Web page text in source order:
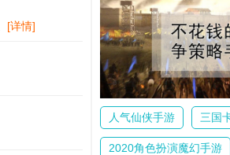
[详情]
人气仙侠手游 三国
2020角色扮演魔幻手游